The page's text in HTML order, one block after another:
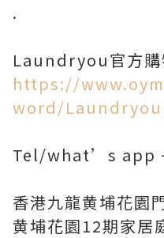
.
Laundryou官方購
https://
word/Laundryou
Tel/what’s app
香港九龍黄埔花園
黄埔花園12期家居